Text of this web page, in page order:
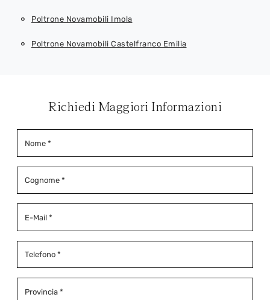
Poltrone Novamobili Imola
Poltrone Novamobili Castelfranco Emilia
Richiedi Maggiori Informazioni